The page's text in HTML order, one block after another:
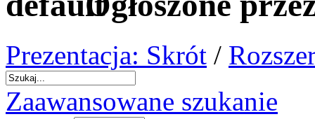
Prezentacja: Skrót /
Zaawansowane szukanie